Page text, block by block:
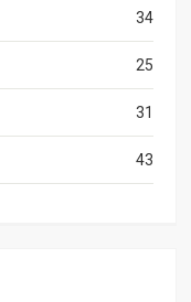
34
25
31
43